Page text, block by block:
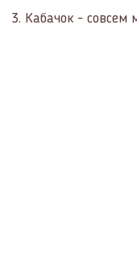
3. Кабачок - совсем